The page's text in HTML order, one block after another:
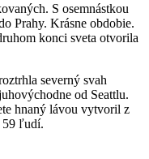
S osemnástkou
Prahy. Krásne obdobie.
konci sveta otvorila
severný svah
od Seattlu.
hnaný lávou vytvoril z
59 ľudí.